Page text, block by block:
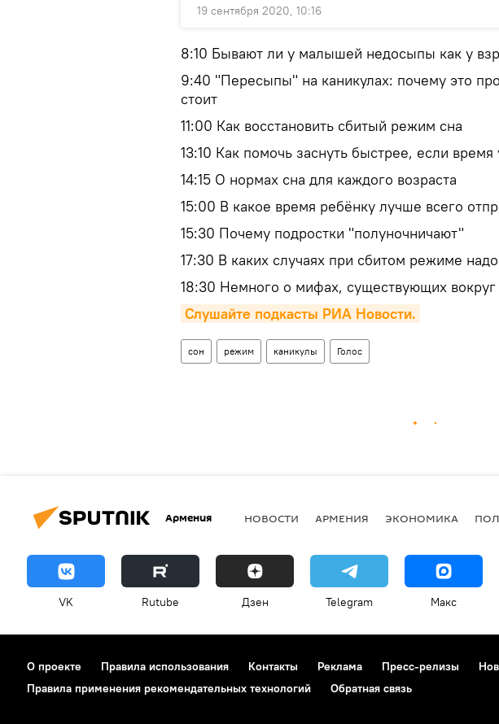
19 сентября 2020, 10:16
8:10 Бывают ли у малышей недосыпы как у
9:40 "Пересыпы" на каникулах: почему это
стоит
11:00 Как восстановить сбитый режим сна
13:10 Как помочь заснуть быстрее, если
14:15 О нормах сна для каждого возраста
15:00 В какое время ребёнку лучше всего
15:30 Почему подростки "полуночничают"
17:30 В каких случаях при сбитом режиме
18:30 Немного о мифах, существующих вокруг
Слушайте подкасты РИА Новости.
сон режим каникулы Голос
Армения НОВОСТИ АРМЕНИЯ ЭКОНОМИКА
VK Rutube Дзен Telegram Макс
О проекте Правила использования Контакты Реклама Пресс-релизы
Правила применения рекомендательных технологий
Обратная связь